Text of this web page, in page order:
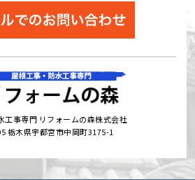
工事専門 リフォームの森株式会社
栃木県宇都宮市中岡町3175-1